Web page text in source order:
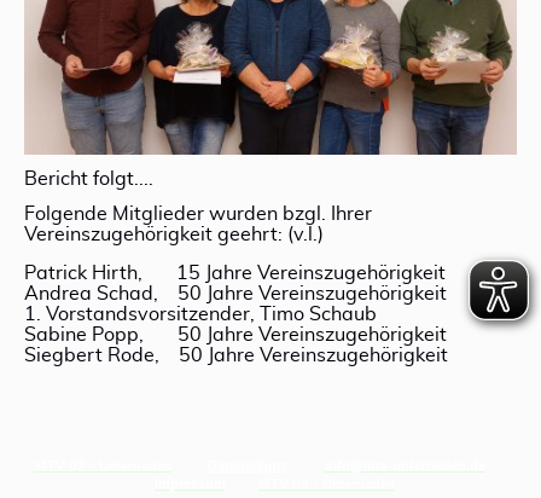
Bericht folgt....
Folgende Mitglieder wurden bzgl. Ihrer
Vereinszugehörigkeit geehrt: (v.l.)
Patrick Hirth, 15 Jahre Vereinszugehörigkeit
Andrea Schad, 50 Jahre Vereinszugehörigkeit
1. Vorstandsvorsitzender, Timo Schaub
Sabine Popp, 50 Jahre Vereinszugehörigkeit
Siegbert Rode, 50 Jahre Vereinszugehörigkeit